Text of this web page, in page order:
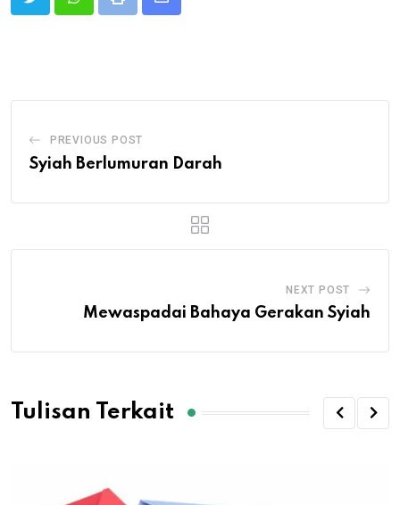
Print
Share
PREVIOUS POST
Syiah Berlumuran Darah
NEXT POST
Mewaspadai Bahaya Gerakan Syiah
Tulisan Terkait